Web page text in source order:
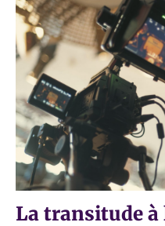
La transitude à